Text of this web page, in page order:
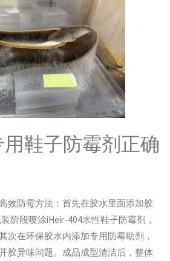
鞋子防霉剂正确
效防霉方法：首先在胶水里面添加胶
阶段喷涂iHeir-404水性鞋子防霉剂，
次在环保胶水内添加专用防霉助剂，
胶异味问题。成品成型清洁后，整体